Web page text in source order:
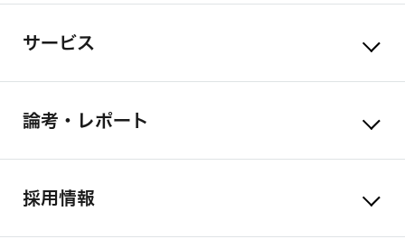
サービス
論考・レポート
採用情報